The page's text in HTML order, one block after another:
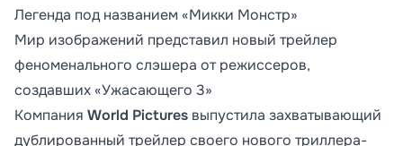
Легенда под названием «Микки Монстр»
Мир изображений представил новый трейлер
феноменального слэшера от режиссеров,
создавших «Ужасающего 3»
Компания World Pictures выпустила захватывающий
дублированный трейлер своего нового триллера-